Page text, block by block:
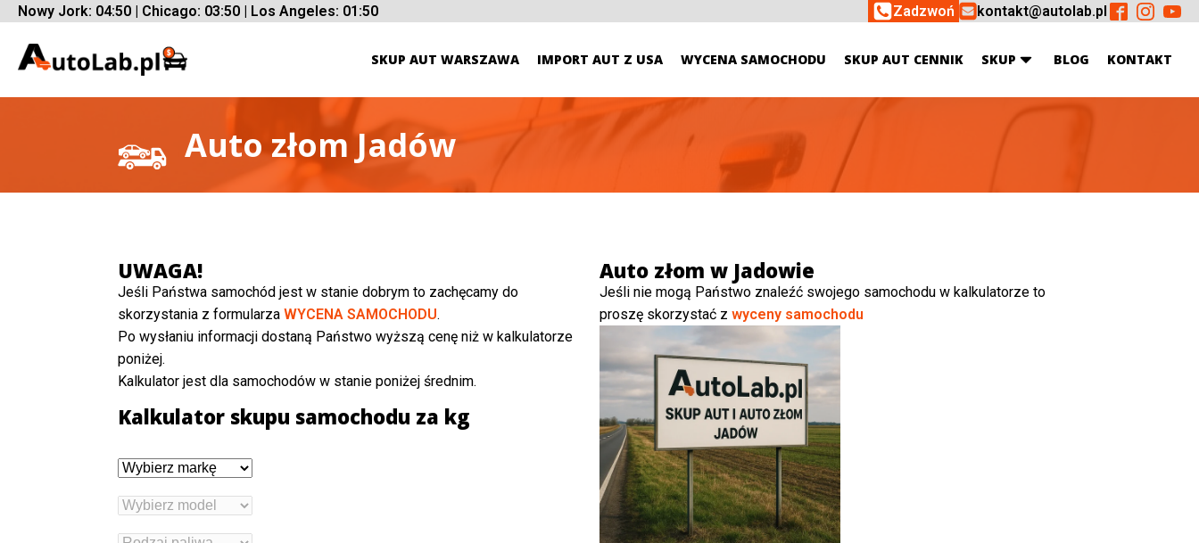
Nowy Jork: 04:50 | Chicago: 03:50 | Los Angeles: 01:50 Zadzwoń kontakt@autolab.pl
SKUP AUT WARSZAWA IMPORT AUT Z USA WYCENA SAMOCHODU SKUP AUT CENNIK SKUP BLOG KONTAKT
Auto złom Jadów
UWAGA!
Jeśli Państwa samochód jest w stanie dobrym to zachęcamy do
skorzystania z formularza WYCENA SAMOCHODU.
Po wysłaniu informacji dostaną Państwo wyższą cenę niż w kalkulatorze
poniżej.
Kalkulator jest dla samochodów w stanie poniżej średnim.
Kalkulator skupu samochodu za kg
Auto złom w Jadowie
Jeśli nie mogą Państwo znaleźć swojego samochodu w kalkulatorze to
proszę skorzystać z wyceny samochodu